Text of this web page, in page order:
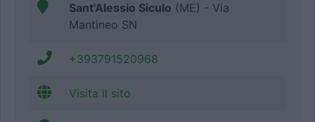
Sant'Alessio Siculo (ME) - Via
Mantineo SN
+393791520968
Visita il sito